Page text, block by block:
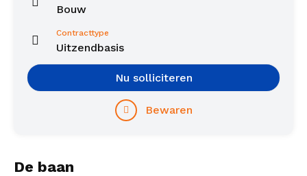
Bouw
Contracttype
Uitzendbasis
Nu solliciteren
Bewaren
De baan